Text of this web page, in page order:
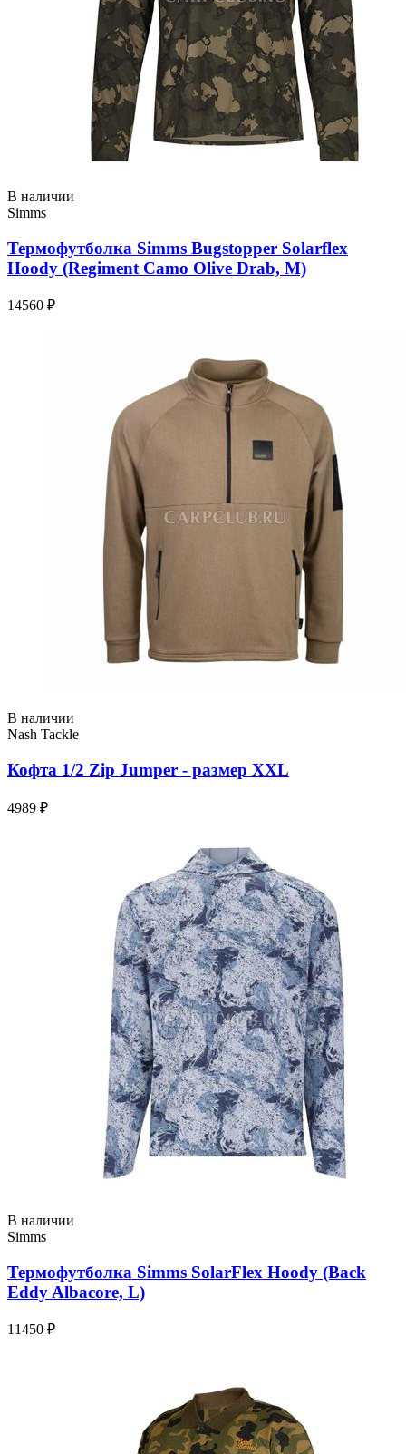
В наличии
Simms
Термофутболка Simms Bugstopper Solarflex
Hoody (Regiment Camo Olive Drab, M)
14560 ₽
В наличии
Nash Tackle
Кофта 1/2 Zip Jumper - размер XXL
4989 ₽
В наличии
Simms
Термофутболка Simms SolarFlex Hoody (Back
Eddy Albacore, L)
11450 ₽